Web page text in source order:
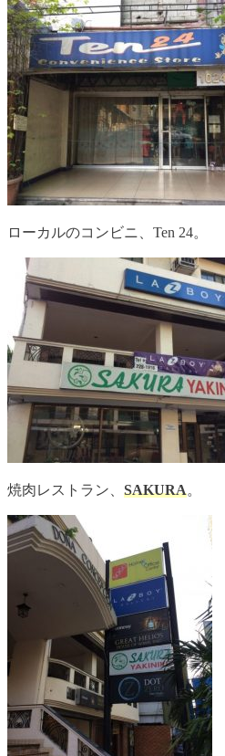
ローカルのコンビニ、Ten 24。
焼肉レストラン、 SAKURA。